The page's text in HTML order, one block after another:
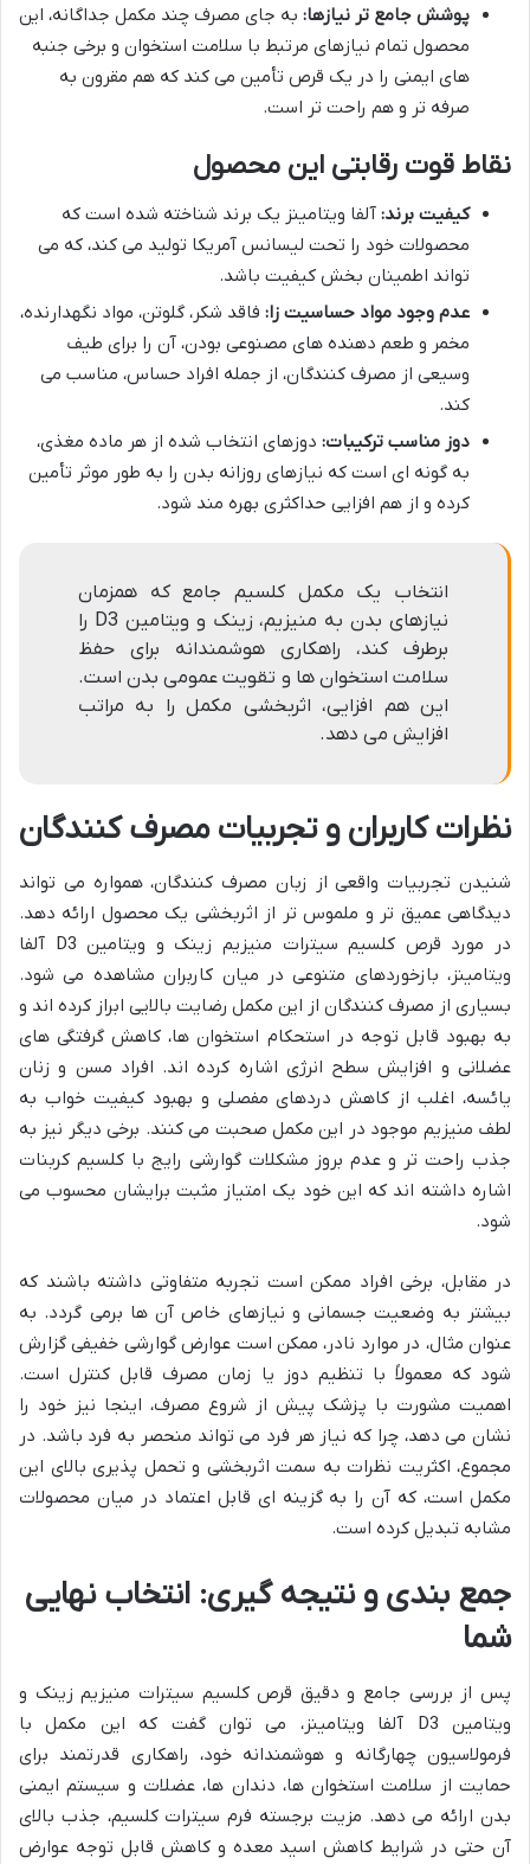
پوشش جامع تر نیازها: به جای مصرف چند مکمل جداگانه، این
محصول تمام نیازهای مرتبط با سلامت استخوان و برخی جنبه
های ایمنی را در یک قرص تأمین می کند که هم مقرون به
صرفه تر و هم راحت تر است.
نقاط قوت رقابتی این محصول
کیفیت برند: آلفا ویتامینز یک برند شناخته شده است که
محصولات خود را تحت لیسانس آمریکا تولید می کند، که می
تواند اطمینان بخش کیفیت باشد.
عدم وجود مواد حساسیت زا: فاقد شکر، گلوتن، مواد نگهدارنده،
مخمر و طعم دهنده های مصنوعی بودن، آن را برای طیف
وسیعی از مصرف کنندگان، از جمله افراد حساس، مناسب می
کند.
دوز مناسب ترکیبات: دوزهای انتخاب شده از هر ماده مغذی،
به گونه ای است که نیازهای روزانه بدن را به طور موثر تأمین
کرده و از هم افزایی حداکثری بهره مند شود.
انتخاب یک مکمل کلسیم جامع که همزمان
نیازهای بدن به منیزیم، زینک و ویتامین D3 را
برطرف کند، راهکاری هوشمندانه برای حفظ
سلامت استخوان ها و تقویت عمومی بدن است.
این هم افزایی، اثربخشی مکمل را به مراتب
افزایش می دهد.
نظرات کاربران و تجربیات مصرف کنندگان
شنیدن تجربیات واقعی از زبان مصرف کنندگان، همواره می تواند
دیدگاهی عمیق تر و ملموس تر از اثربخشی یک محصول ارائه دهد.
در مورد قرص کلسیم سیترات منیزیم زینک و ویتامین D3 آلفا
ویتامینز، بازخوردهای متنوعی در میان کاربران مشاهده می شود.
بسیاری از مصرف کنندگان از این مکمل رضایت بالایی ابراز کرده اند و
به بهبود قابل توجه در استحکام استخوان ها، کاهش گرفتگی های
عضلانی و افزایش سطح انرژی اشاره کرده اند. افراد مسن و زنان
یائسه، اغلب از کاهش دردهای مفصلی و بهبود کیفیت خواب به
لطف منیزیم موجود در این مکمل صحبت می کنند. برخی دیگر نیز به
جذب راحت تر و عدم بروز مشکلات گوارشی رایج با کلسیم کربنات
اشاره داشته اند که این خود یک امتیاز مثبت برایشان محسوب می
شود.
در مقابل، برخی افراد ممکن است تجربه متفاوتی داشته باشند که
بیشتر به وضعیت جسمانی و نیازهای خاص آن ها برمی گردد. به
عنوان مثال، در موارد نادر، ممکن است عوارض گوارشی خفیفی گزارش
شود که معمولاً با تنظیم دوز یا زمان مصرف قابل کنترل است.
اهمیت مشورت با پزشک پیش از شروع مصرف، اینجا نیز خود را
نشان می دهد، چرا که نیاز هر فرد می تواند منحصر به فرد باشد. در
مجموع، اکثریت نظرات به سمت اثربخشی و تحمل پذیری بالای این
مکمل است، که آن را به گزینه ای قابل اعتماد در میان محصولات
مشابه تبدیل کرده است.
جمع بندی و نتیجه گیری: انتخاب نهایی
شما
پس از بررسی جامع و دقیق قرص کلسیم سیترات منیزیم زینک و
ویتامین D3 آلفا ویتامینز، می توان گفت که این مکمل با
فرمولاسیون چهارگانه و هوشمندانه خود، راهکاری قدرتمند برای
حمایت از سلامت استخوان ها، دندان ها، عضلات و سیستم ایمنی
بدن ارائه می دهد. مزیت برجسته فرم سیترات کلسیم، جذب بالای
آن حتی در شرایط کاهش اسید معده و کاهش قابل توجه عوارض